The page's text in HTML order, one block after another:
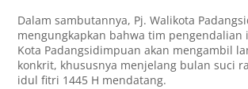
Dalam sambutannya, Pj. Walikota
mengungkapkan bahwa tim pengendalian
Kota Padangsidimpuan akan mengambil
konkrit, khususnya menjelang bulan suci
idul fitri 1445 H mendatang.